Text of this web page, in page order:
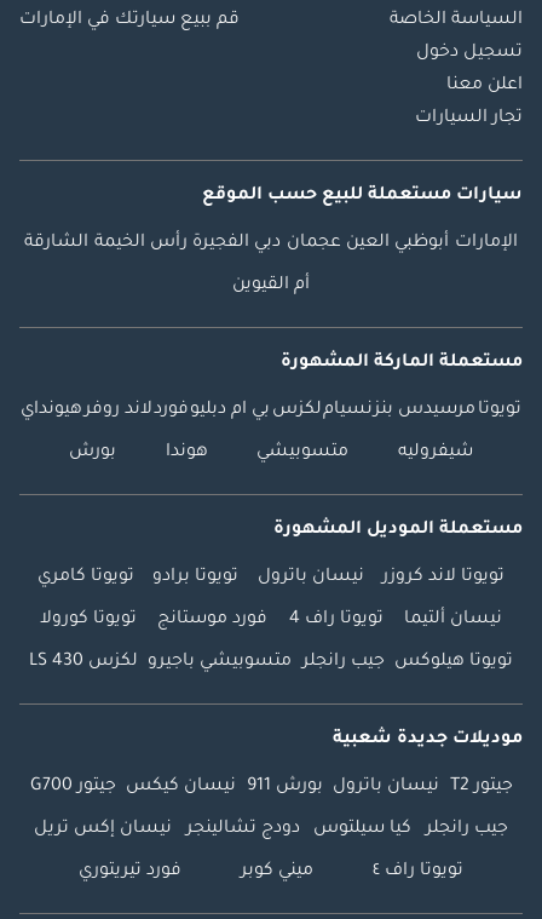
السياسة الخاصة
تسجيل دخول
اعلن معنا
تجار السيارات
قم ببيع سيارتك في الإمارات
سيارات مستعملة للبيع حسب الموقع
الإمارات أبوظبي العين عجمان دبي الفجيرة رأس الخيمة الشارقة
أم القيوين
مستعملة الماركة المشهورة
تويوتا مرسيدس بنزنسياملكزس بي ام دبليوفوردلاند روفرهيونداي
شيفروليه متسوبيشي هوندا بورش
مستعملة الموديل المشهورة
تويوتا لاند كروزر نيسان باترول تويوتا برادو تويوتا كامري
نيسان ألتيما تويوتا راف 4 فورد موستانج تويوتا كورولا
تويوتا هيلوكس جيب رانجلر متسوبيشي باجيرو لكزس LS 430
موديلات جديدة شعبية
جيتور T2 نيسان باترول بورش 911 نيسان كيكس جيتور G700
جيب رانجلر كيا سيلتوس دودج تشالينجر نيسان إكس تريل
تويوتا راف ٤ ميني كوبر فورد تيريتوري